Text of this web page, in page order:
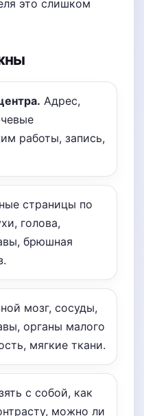
это слишком
Адрес,
работы, запись,
страницы по
голова,
брюшная
мозг, сосуды,
органы малого
мягкие ткани.
с собой, как
можно ли